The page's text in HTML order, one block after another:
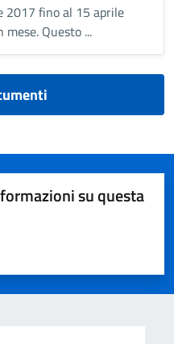
2017 fino al 15 aprile
Questo ...
su questa
5